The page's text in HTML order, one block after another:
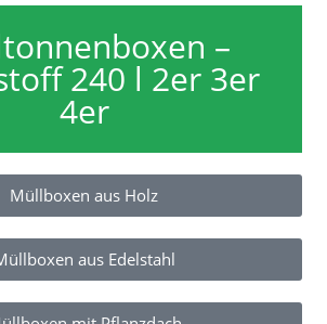
–
240 l 2er 3er
4er
Müllboxen aus Holz
aus Edelstahl